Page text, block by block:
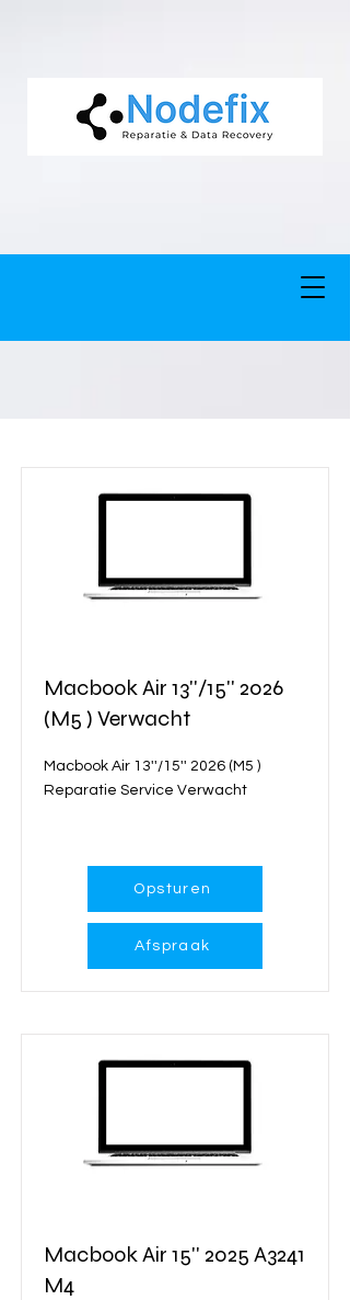
Macbook Air 13''/15'' 2026
(M5 ) Verwacht
Macbook Air 13''/15'' 2026 (M5 )
Reparatie Service Verwacht
Opsturen
Afspraak
Macbook Air 15'' 2025 A3241
M4